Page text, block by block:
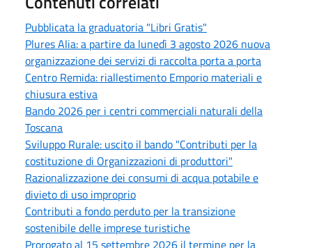
Pubblicata la graduatoria "Libri Gratis"
Plures Alia: a partire da lunedì 3 agosto 2026 nuova
organizzazione dei servizi di raccolta porta a porta
Centro Remida: riallestimento Emporio materiali e
chiusura estiva
Bando 2026 per i centri commerciali naturali della
Toscana
Sviluppo Rurale: uscito il bando "Contributi per la
costituzione di Organizzazioni di produttori"
Razionalizzazione dei consumi di acqua potabile e
divieto di uso improprio
Contributi a fondo perduto per la transizione
sostenibile delle imprese turistiche
Prorogato al 15 settembre 2026 il termine per la